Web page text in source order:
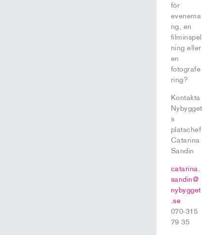
för
evenema
ng, en
filminspel
ning eller
en
fotografe
ring?
Kontakta
Nybygget
s
platschef
Catarina
Sandin
catarina.
sandin@
nybygget
.se
070-315
79 35